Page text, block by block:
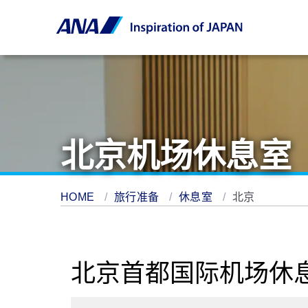
北京机场休息室
HOME 旅行准备 休息室 北京
北京首都国际机场休